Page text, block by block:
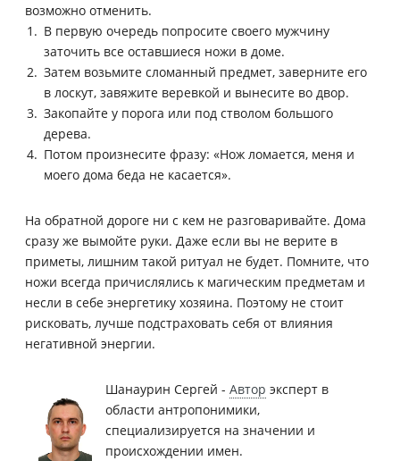
возможно отменить.
В первую очередь попросите своего мужчину
заточить все оставшиеся ножи в доме.
Затем возьмите сломанный предмет, заверните его
в лоскут, завяжите веревкой и вынесите во двор.
Закопайте у порога или под стволом большого
дерева.
Потом произнесите фразу: «Нож ломается, меня и
моего дома беда не касается».
На обратной дороге ни с кем не разговаривайте. Дома
сразу же вымойте руки. Даже если вы не верите в
приметы, лишним такой ритуал не будет. Помните, что
ножи всегда причислялись к магическим предметам и
несли в себе энергетику хозяина. Поэтому не стоит
рисковать, лучше подстраховать себя от влияния
негативной энергии.
Шанаурин Сергей - Автор эксперт в
области антропонимики,
специализируется на значении и
происхождении имен.